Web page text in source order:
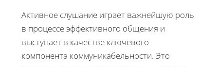
Активное слушание играет важнейшую роль
в процессе эффективного общения и
выступает в качестве ключевого
компонента коммуникабельности. Это